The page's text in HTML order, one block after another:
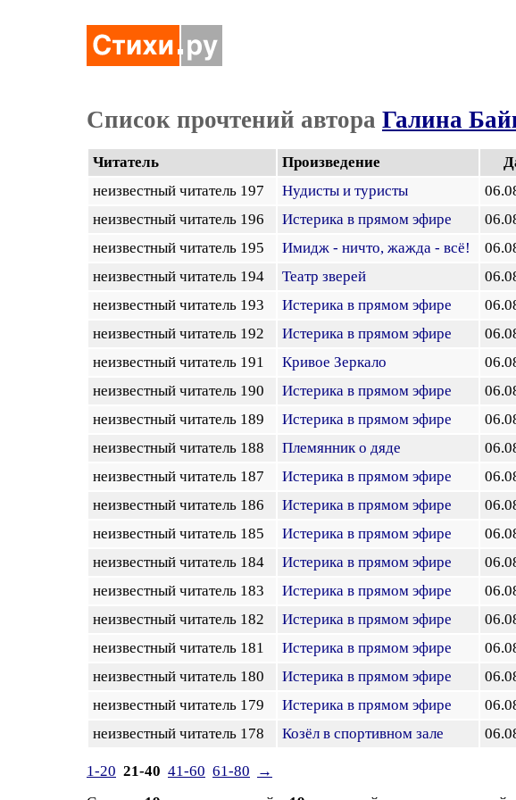
Список прочтений автора Галина
Читатель Произведение
неизвестный читатель 197
Нудисты и туристы
неизвестный читатель 196
Истерика в прямом эфире
неизвестный читатель 195
Имидж - ничто, жажда - всё!
неизвестный читатель 194
Театр зверей
неизвестный читатель 193
Истерика в прямом эфире
неизвестный читатель 192
Истерика в прямом эфире
неизвестный читатель 191
Кривое Зеркало
неизвестный читатель 190
Истерика в прямом эфире
неизвестный читатель 189
Истерика в прямом эфире
неизвестный читатель 188
Племянник о дяде
неизвестный читатель 187
Истерика в прямом эфире
неизвестный читатель 186
Истерика в прямом эфире
неизвестный читатель 185
Истерика в прямом эфире
неизвестный читатель 184
Истерика в прямом эфире
неизвестный читатель 183
Истерика в прямом эфире
неизвестный читатель 182
Истерика в прямом эфире
неизвестный читатель 181
Истерика в прямом эфире
неизвестный читатель 180
Истерика в прямом эфире
неизвестный читатель 179
Истерика в прямом эфире
неизвестный читатель 178
Козёл в спортивном зале
1-20 21-40 41-60 61-80
→